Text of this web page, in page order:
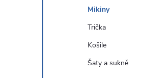
Mikiny
Trička
Košile
Šaty a sukně